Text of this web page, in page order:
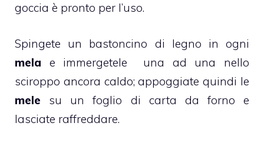
goccia è pronto per l’uso.
Spingete un bastoncino di legno in ogni
mela e immergetele una ad una nello
sciroppo ancora caldo; appoggiate quindi le
mele su un foglio di carta da forno e
lasciate raffreddare.